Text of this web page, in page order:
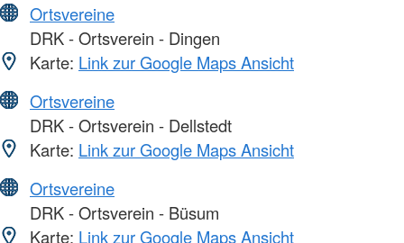
Ortsvereine
DRK - Ortsverein - Dingen
Karte: Link zur Google Maps Ansicht
Ortsvereine
DRK - Ortsverein - Dellstedt
Karte: Link zur Google Maps Ansicht
Ortsvereine
DRK - Ortsverein - Büsum
Karte: Link zur Google Maps Ansicht